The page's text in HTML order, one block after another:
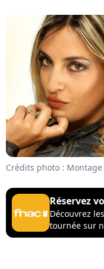
Crédits photo :
Réservez
Découvrez
tournée sur